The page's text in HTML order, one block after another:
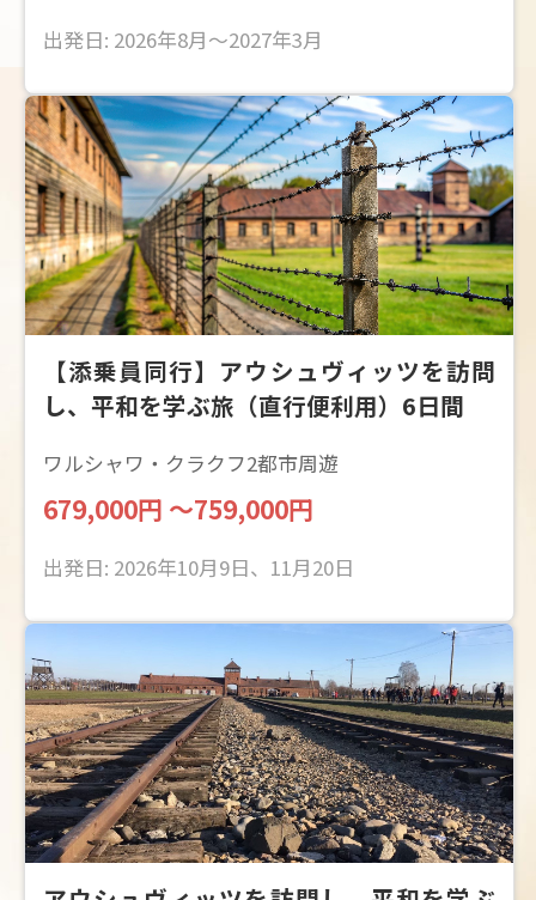
出発日: 2026年8月～2027年3月
【添乗員同行】アウシュヴィッツを訪問
し、平和を学ぶ旅（直行便利用）6日間
ワルシャワ・クラクフ2都市周遊
679,000円 ～759,000円
出発日: 2026年10月9日、11月20日